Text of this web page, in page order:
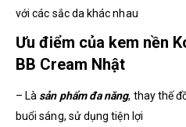
với các sắc da khác nhau
Ưu điểm của kem nền
BB Cream Nhật
– Là sản phẩm đa năng, thay thế
buổi sáng, sử dụng tiện lợi